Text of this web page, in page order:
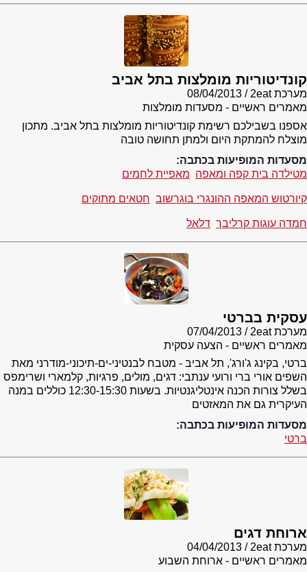
קונדיטוריות מומלצות בתל אביב
מערכת 2eat
08/04/2013
מאמרים ראשיים - מסעדות מומלצות
אספנו בשבילכם רשימת קונדיטוריות מומלצות בתל אביב. מתכון
מוצלח להמתקת היום ולמתן תחושה טובה
מסעדות המופיעות בכתבה:
מטילדה בית קפה ומאפה מאפיית לחמים
קיורטוש המאפה ההונגרי בוגרשוב חטאים מתוקים
חמדה עוגות קרליבך דלאל
עסקית בברטי
מערכת 2eat
07/04/2013
מאמרים ראשיים - הצעה עסקית
ברטי, בקינג ג'ורג', תל אביב - מטבח לבנטיני-ים-תיכוני-מודרני מאת
השפים אורי ברי ורועי ענתבי: דגים, מולים, פרגיות, קלמארי ושרימפס
בשלל צורות הכנה אינטליגנטיות. בשעות 12:30-15:30 כוללים במנה
העיקרית גם את המאזטים
מסעדות המופיעות בכתבה:
ברטי
ארוחת דגים
מערכת 2eat
04/04/2013
מאמרים ראשיים - ארוחת השבוע